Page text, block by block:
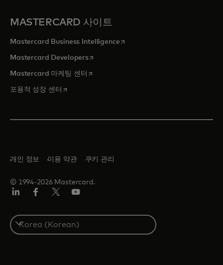
MASTERCARD 사이트
Mastercard Business Intelligence새 탭에서 열림
Mastercard Developers새 탭에서 열림
Mastercard 마케팅 센터 새 탭에서 열림
포용적 성장 센터 새 탭에서 열림
© 1994-2026 Mastercard.
개인 정보 이용 약관 쿠키 관리
S
e
In
ook
터/
X
브